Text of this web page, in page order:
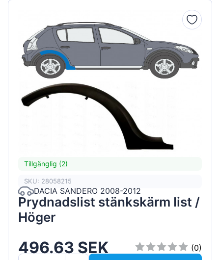
Tillgänglig (2)
SKU: 28058215
DACIA SANDERO 2008-2012
Prydnadslist stänkskärm list /
Höger
496.63 SEK
(0)